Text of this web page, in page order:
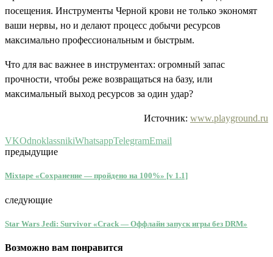
посещения. Инструменты Черной крови не только экономят
ваши нервы, но и делают процесс добычи ресурсов
максимально профессиональным и быстрым.
Что для вас важнее в инструментах: огромный запас
прочности, чтобы реже возвращаться на базу, или
максимальный выход ресурсов за один удар?
Источник: www.playground.ru
VKOdnoklassnikiWhatsappTelegramEmail
предыдущие
Mixtape «Сохранение — пройдено на 100%» [v 1.1]
следующие
Star Wars Jedi: Survivor «Crack — Оффлайн запуск игры без DRM»
Возможно вам понравится